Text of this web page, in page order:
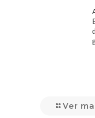
Ver